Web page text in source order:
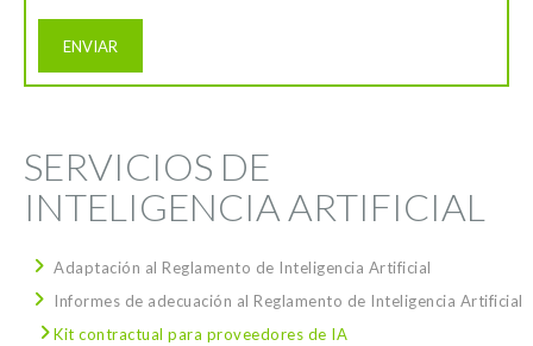
SERVICIOS DE
INTELIGENCIA ARTIFICIAL
Adaptación al Reglamento de Inteligencia Artificial
Informes de adecuación al Reglamento de Inteligencia Artificial
Kit contractual para proveedores de IA